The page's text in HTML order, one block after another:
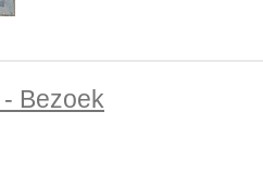
Bezoek